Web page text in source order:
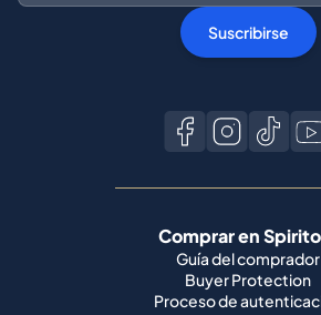
Suscribirse
Comprar en
Guía del comprador
Buyer Protection
Proceso de